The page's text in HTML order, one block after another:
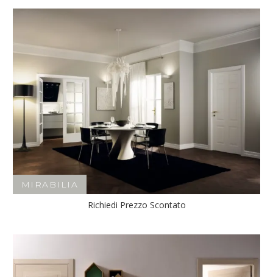
MIRABILIA
Richiedi Prezzo Scontato